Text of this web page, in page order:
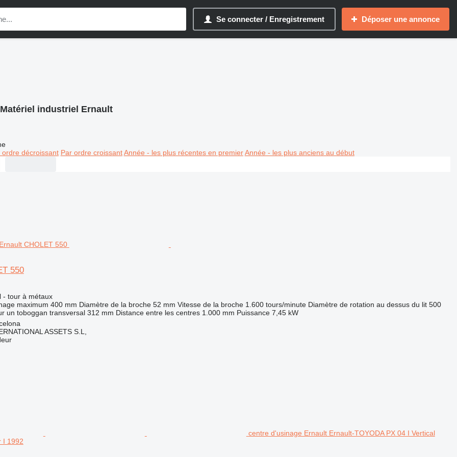
Se connecter / Enregistrement Déposer une annonce
Matériel industriel Ernault
ordre décroissant Par ordre croissant Année - les plus récentes en premier Année - les plus anciens au début
550
- tour à métaux
maximum 400 mm Diamètre de la broche 52 mm Vitesse de la broche 1.600 tours/minute Diamètre de rotation au dessus du lit 500
un toboggan transversal 312 mm Distance entre les centres 1.000 mm Puissance 7,45 kW
ASSETS S.L,
centre d'usinage Ernault Ernault-TOYODA PX 04 I Vertical
I 1992